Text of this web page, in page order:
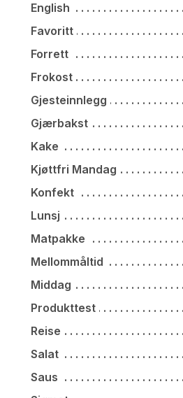
English
Favoritt
Forrett
Frokost
Gjesteinnlegg
Gjærbakst
Kake
Kjøttfri Mandag
Konfekt
Lunsj
Matpakke
Mellommåltid
Middag
Produkttest
Reise
Salat
Saus